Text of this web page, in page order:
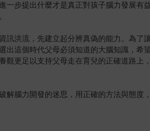
步提出什麼才是真正對孩子腦力發展有
洪流，先建立起分辨真偽的能力。為了
這個時代父母必須知道的大腦知識，希
更足以支持父母走在育兒的正確道路上
腦力開發的迷思，用正確的方法與態度